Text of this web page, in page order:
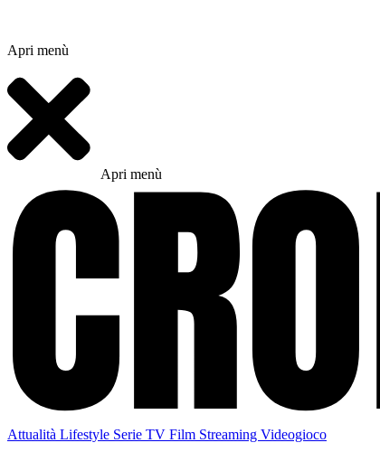
Apri menù
Apri menù
Attualità Lifestyle Serie TV Film Streaming Videogioco